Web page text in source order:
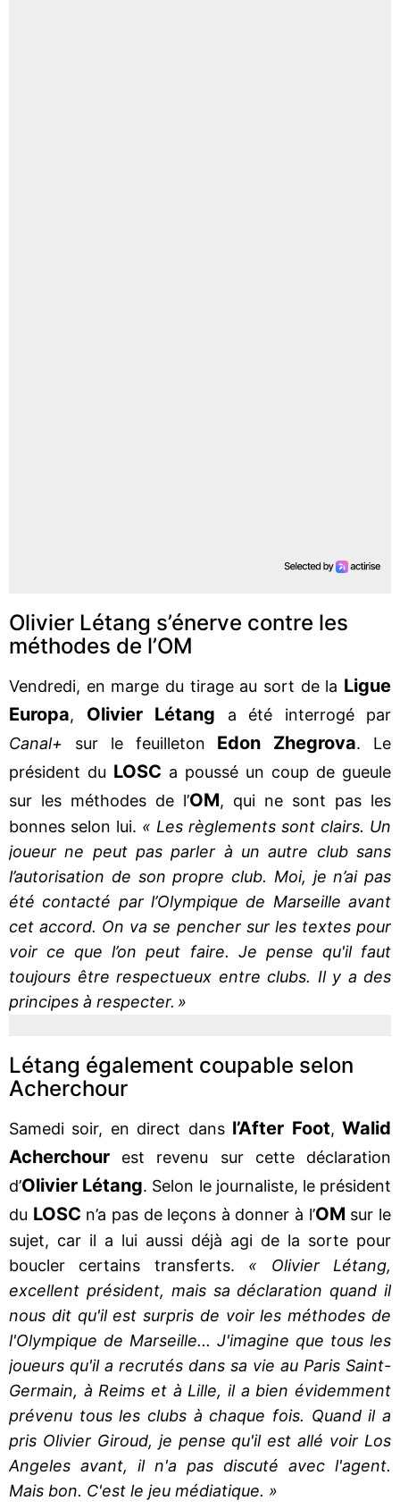
Olivier Létang s’énerve contre les
méthodes de l’OM
Vendredi, en marge du tirage au sort de la Ligue
Europa, Olivier Létang a été interrogé par
Canal+ sur le feuilleton Edon Zhegrova. Le
président du LOSC a poussé un coup de gueule
sur les méthodes de l’OM, qui ne sont pas les
bonnes selon lui. « Les règlements sont clairs. Un
joueur ne peut pas parler à un autre club sans
l’autorisation de son propre club. Moi, je n’ai pas
été contacté par l’Olympique de Marseille avant
cet accord. On va se pencher sur les textes pour
voir ce que l’on peut faire. Je pense qu'il faut
toujours être respectueux entre clubs. Il y a des
principes à respecter. »
Létang également coupable selon
Acherchour
Samedi soir, en direct dans l’After Foot,Walid
Acherchour
est revenu sur cette déclaration
d’Olivier Létang. Selon le journaliste, le président
du LOSC n’a pas de leçons à donner à l’OM sur le
sujet, car il a lui aussi déjà agi de la sorte pour
boucler certains transferts. « Olivier Létang,
excellent président, mais sa déclaration quand il
nous dit qu'il est surpris de voir les méthodes de
l'Olympique de Marseille... J'imagine que tous les
joueurs qu'il a recrutés dans sa vie au Paris Saint-
Germain, à Reims et à Lille, il a bien évidemment
prévenu tous les clubs à chaque fois. Quand il a
pris Olivier Giroud, je pense qu'il est allé voir Los
Angeles avant, il n'a pas discuté avec l'agent.
Mais bon. C'est le jeu médiatique. »